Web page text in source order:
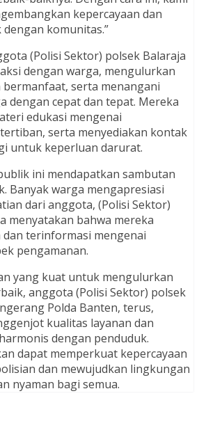
kepercayaan dan
komunitas.”
(Polisi Sektor) polsek Balaraja
dengan warga, mengulurkan
bermanfaat, serta menangani
dengan cepat dan tepat. Mereka
edukasi mengenai
serta menyediakan kontak
untuk keperluan darurat.
ini mendapatkan sambutan
Banyak warga mengapresiasi
dari anggota, (Polisi Sektor)
menyatakan bahwa mereka
terinformasi mengenai
pengamanan.
yang kuat untuk mengulurkan
anggota (Polisi Sektor) polsek
Polda Banten, terus,
kualitas layanan dan
dengan penduduk.
dapat memperkuat kepercayaan
dan mewujudkan lingkungan
nyaman bagi semua.